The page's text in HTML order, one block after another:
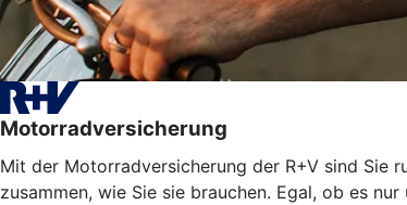
Motorradversicherung
Mit der Motorradversicherung der R+V sind Sie
zusammen, wie Sie sie brauchen. Egal, ob es